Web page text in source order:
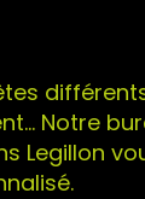
Notre
Legillon